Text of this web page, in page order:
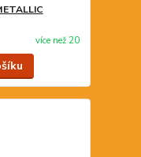
více než 20